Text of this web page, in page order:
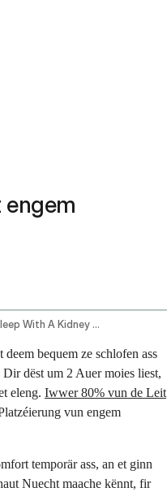
engem
How To Sleep With A Kidney Stent
bequem ze schlofen ass
dëst um 2 Auer moies liest,
eleng. Iwwer 80% vun de Leit
vun engem
temporär ass, an et ginn
Nuecht maache kënnt, fir